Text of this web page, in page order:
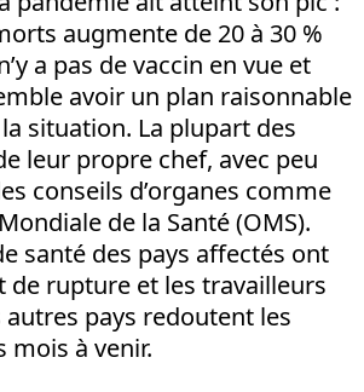
augmente de 20 à 30 %
a pas de vaccin en vue et
avoir un plan raisonnable
situation. La plupart des
leur propre chef, avec peu
conseils d’organes comme
de la Santé (OMS).
santé des pays affectés ont
de rupture et les travailleurs
autres pays redoutent les
mois à venir.